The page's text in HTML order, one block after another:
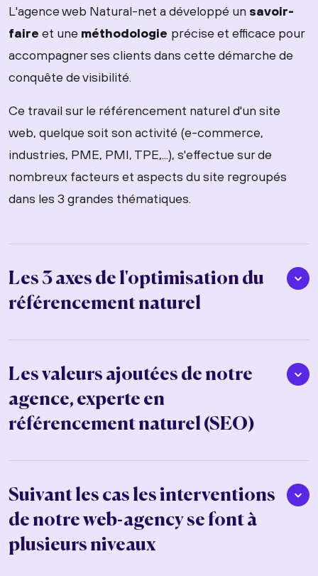
L'agence web Natural-net a développé un savoir-
faire et une méthodologie précise et efficace pour
accompagner ses clients dans cette démarche de
conquête de visibilité.
Ce travail sur le référencement naturel d'un site
web, quelque soit son activité (e-commerce,
industries, PME, PMI, TPE,...), s'effectue sur de
nombreux facteurs et aspects du site regroupés
dans les 3 grandes thématiques.
Les 3 axes de l'optimisation du
référencement naturel
Les valeurs ajoutées de notre
agence, experte en
référencement naturel (SEO)
Suivant les cas les interventions
de notre web-agency se font à
plusieurs niveaux